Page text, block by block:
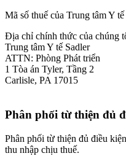
Mã số thuế của Trung tâm Y
Địa chỉ chính thức của chúng
Trung tâm Y tế Sadler
ATTN: Phòng Phát triển
1 Tòa án Tyler, Tầng 2
Carlisle, PA 17015
Phân phối từ thiện đủ
Phân phối từ thiện đủ điều
thu nhập chịu thuế.